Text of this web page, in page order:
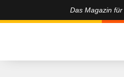
Das Magazin